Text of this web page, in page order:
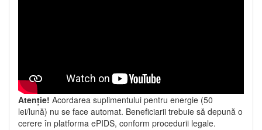
Atenție! Acordarea suplimentului pentru energie (50
lei/lună) nu se face automat. Beneficiarii trebuie să depună o
cerere în platforma ePIDS, conform procedurii legale.